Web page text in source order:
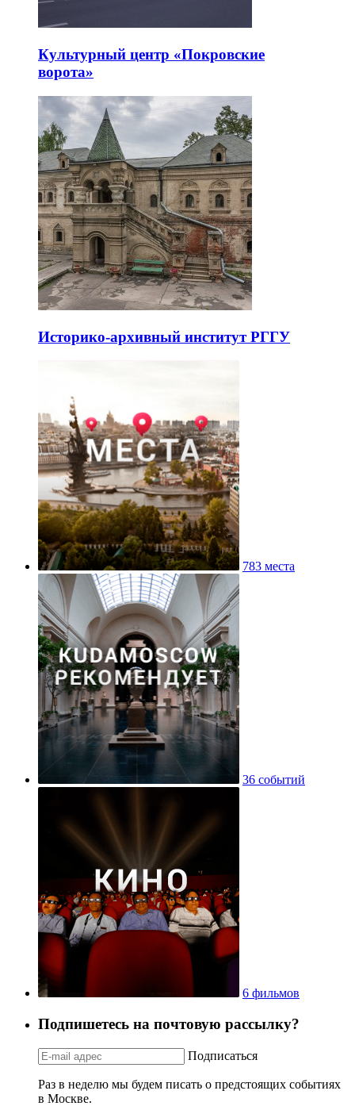
Культурный центр «Покровские
ворота»
Историко-архивный институт РГГУ
783 места
36 событий
6 фильмов
Подпишетесь на почтовую рассылку?
Подписаться
Раз в неделю мы будем писать о предстоящих событиях
в Москве.